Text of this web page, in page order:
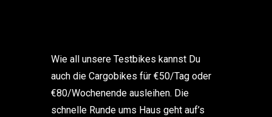
Wie all unsere Testbikes kannst Du
auch die Cargobikes für €50/Tag oder
€80/Wochenende ausleihen. Die
schnelle Runde ums Haus geht auf’s